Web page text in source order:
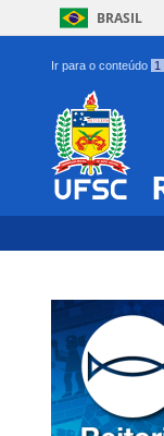
BRASIL
Ir para o conteúdo 1